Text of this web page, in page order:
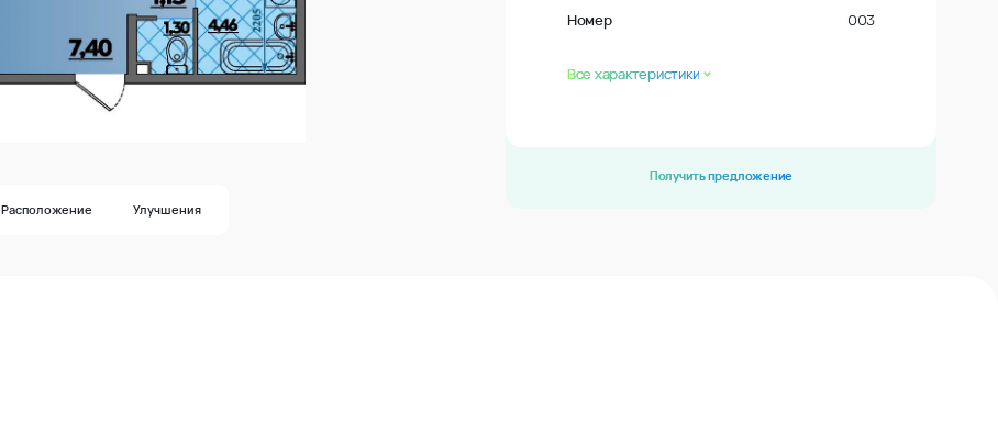
Расположение Улучшения
Номер 003
Все характеристики
Получить предложение